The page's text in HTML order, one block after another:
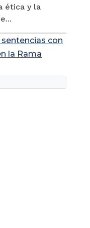
ética y la
con
la Rama